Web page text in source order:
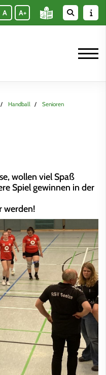
A A+
Handball
Senioren
wollen viel Spaß
Spiel gewinnen in der
werden!